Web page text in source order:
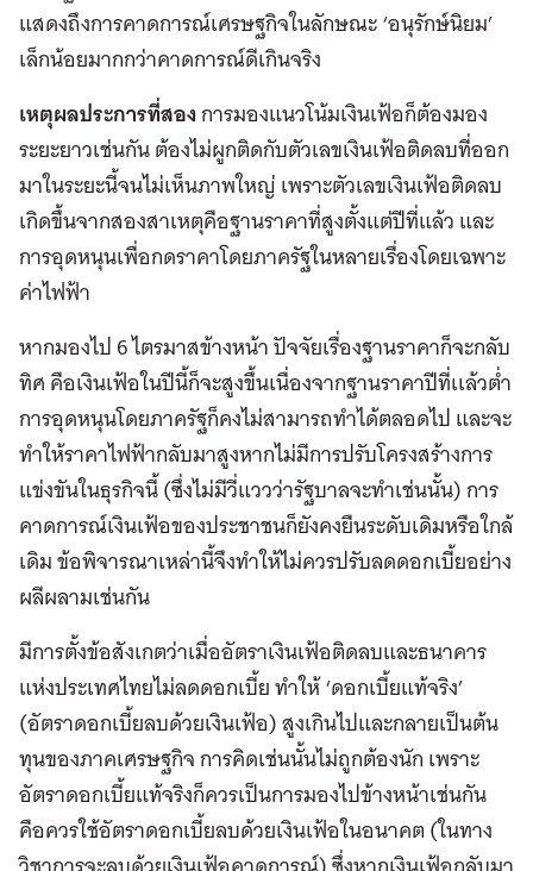
แสดงถึงการคาดการณ์เศรษฐกิจในลักษณะ ‘อนุรักษ์นิยม’
เล็กน้อยมากกว่าคาดการณ์ดีเกินจริง
เหตุผลประการที่สองการมองแนวโน้มเงินเฟ้อก็ต้องมอง
ระยะยาวเช่นกัน ต้องไม่ผูกติดกับตัวเลขเงินเฟ้อติดลบที่ออก
มาในระยะนี้จนไม่เห็นภาพใหญ่ เพราะตัวเลขเงินเฟ้อติดลบ
เกิดขึ้นจากสองสาเหตุคือฐานราคาที่สูงตั้งแต่ปีที่แล้ว และ
การอุดหนุนเพื่อกดราคาโดยภาครัฐในหลายเรื่องโดยเฉพาะ
ค่าไฟฟ้า
หากมองไป 6 ไตรมาสข้างหน้า ปัจจัยเรื่องฐานราคาก็จะกลับ
ทิศ คือเงินเฟ้อในปีนี้ก็จะสูงขึ้นเนื่องจากฐานราคาปีที่เเล้วต่ำ
การอุดหนุนโดยภาครัฐก็คงไม่สามารถทำได้ตลอดไป และจะ
ทำให้ราคาไฟฟ้ากลับมาสูงหากไม่มีการปรับโครงสร้างการ
แข่งขันในธุรกิจนี้ (ซึ่งไม่มีวี่แววว่ารัฐบาลจะทำเช่นนั้น) การ
คาดการณ์เงินเฟ้อของประชาชนก็ยังคงยืนระดับเดิมหรือใกล้
เดิม ข้อพิจารณาเหล่านี้จึงทำให้ไม่ควรปรับลดดอกเบี้ยอย่าง
ผลีผลามเช่นกัน
มีการตั้งข้อสังเกตว่าเมื่ออัตราเงินเฟ้อติดลบและธนาคาร
แห่งประเทศไทยไม่ลดดอกเบี้ย ทำให้ ‘ดอกเบี้ยแท้จริง’
(อัตราดอกเบี้ยลบด้วยเงินเฟ้อ) สูงเกินไปและกลายเป็นต้น
ทุนของภาคเศรษฐกิจ การคิดเช่นนั้นไม่ถูกต้องนัก เพราะ
อัตราดอกเบี้ยแท้จริงก็ควรเป็นการมองไปข้างหน้าเช่นกัน
คือควรใช้อัตราดอกเบี้ยลบด้วยเงินเฟ้อในอนาคต (ในทาง